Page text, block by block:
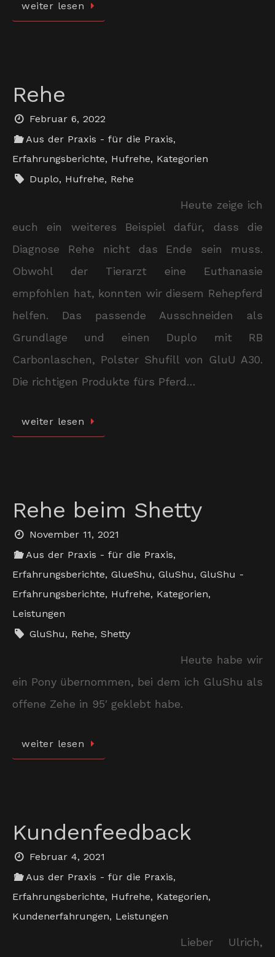
weiter lesen
Rehe
Februar 6, 2022
Aus der Praxis - für die Praxis,
Erfahrungsberichte, Hufrehe, Kategorien
Duplo, Hufrehe, Rehe
Heute zeige ich
euch ein weiteres Beispiel dafür, dass die
Diagnose Rehe nicht das Ende sein muss.
Obwohl der Tierarzt eine Euthanasie
empfohlen hat, konnten wir diesem Rehepferd
helfen. Das passende Ausschneiden als
Grundlage und einen Duplo mit RB
Carbonlaschen, Polster Shufill von GluU A30.
Die richtigen Produkte fürs Pferd…
weiter lesen
Rehe beim Shetty
November 11, 2021
Aus der Praxis - für die Praxis,
Erfahrungsberichte, GlueShu, GluShu, GluShu -
Erfahrungsberichte, Hufrehe, Kategorien,
Leistungen
GluShu, Rehe,Shetty
Heute habe wir
ein Pony übernommen, bei dem ich GluShu als
offene Zehe in 95′ geklebt habe.
weiter lesen
Kundenfeedback
Februar 4, 2021
Aus der Praxis - für die Praxis,
Erfahrungsberichte, Hufrehe, Kategorien,
Kundenerfahrungen, Leistungen
Lieber Ulrich,